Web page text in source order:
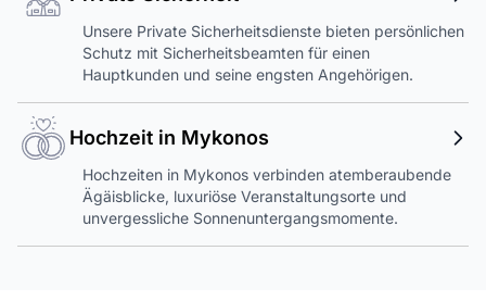
Unsere Private Sicherheitsdienste bieten persönlichen
Schutz mit Sicherheitsbeamten für einen
Hauptkunden und seine engsten Angehörigen.
Hochzeit in Mykonos
Hochzeiten in Mykonos verbinden atemberaubende
Ägäisblicke, luxuriöse Veranstaltungsorte und
unvergessliche Sonnenuntergangsmomente.